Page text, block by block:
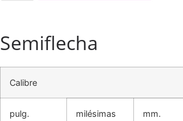
Semiflecha
Calibre
pulg. milésimas mm.